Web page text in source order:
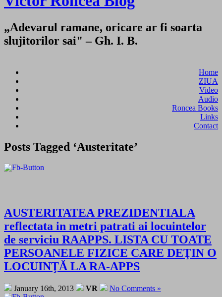
„Adevarul ramane, oricare ar fi soarta
slujitorilor sai" – Gh. I. B.
Home
ZIUA
Video
Audio
Roncea Books
Links
Contact
Posts Tagged ‘Austeritate’
AUSTERITATEA PREZIDENTIALA
reflectata in metri patrati ai locuintelor
de serviciu RAAPPS. LISTA CU TOATE
PERSOANELE FIZICE CARE DEŢIN O
LOCUINŢĂ LA RA-APPS
January 16th, 2013 VR No Comments »